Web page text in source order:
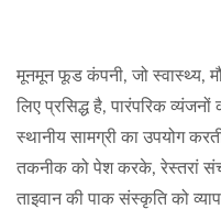
मूनमून फूड कंपनी, जो स्वास्थ्य,
लिए प्रसिद्ध है, पारंपरिक
स्थानीय सामग्री का उपयोग
तकनीक को पेश करके, रेस्तरां
ताइवान की पाक संस्कृति को